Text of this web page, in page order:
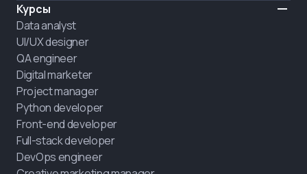
Курсы
Data analyst
UI/UX designer
QA engineer
Digital marketer
Project manager
Python developer
Front-end developer
Full-stack developer
DevOps engineer